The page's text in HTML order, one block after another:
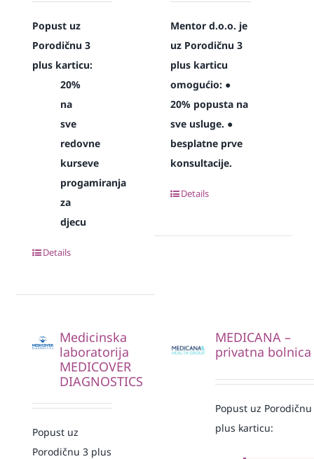
Popust uz
Porodičnu 3
plus karticu:
20%
na
sve
redovne
kurseve
progamiranja
za
djecu
Details
Mentor d.o.o. je
uz Porodičnu 3
plus karticu
omogućio: ●
20% popusta na
sve usluge. ●
besplatne prve
konsultacije.
Details
Medicinska
laboratorija
MEDICOVER
DIAGNOSTICS
Popust uz
Porodičnu 3 plus
MEDICANA –
privatna bolnica
Popust uz Porodičnu
plus karticu: